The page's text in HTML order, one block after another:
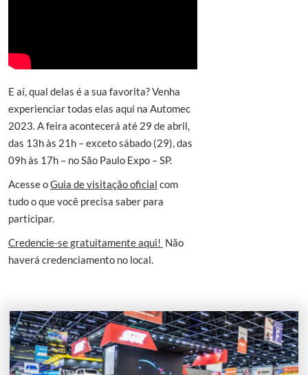
E aí, qual delas é a sua favorita? Venha
experienciar todas elas aqui na Automec
2023. A feira acontecerá até 29 de abril,
das 13h às 21h – exceto sábado (29), das
09h às 17h – no São Paulo Expo – SP.
Acesse oGuia de visitação oficial com
tudo o que você precisa saber para
participar.
Credencie-se gratuitamente aqui! Não
haverá credenciamento no local.